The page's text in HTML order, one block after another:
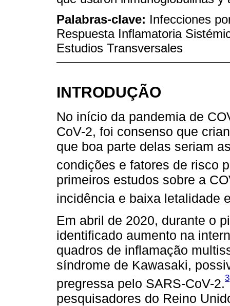
Palabras-clave: Infecciones
Respuesta Inflamatoria
Estudios Transversales
INTRODUÇÃO
No início da pandemia de
CoV-2, foi consenso que
que boa parte delas seriam
condições e fatores de risco
primeiros estudos sobre a
incidência e baixa letalidade
Em abril de 2020, durante o
identificado aumento na
quadros de inflamação
síndrome de Kawasaki,
pregressa pelo SARS-CoV-2.3
pesquisadores do Reino